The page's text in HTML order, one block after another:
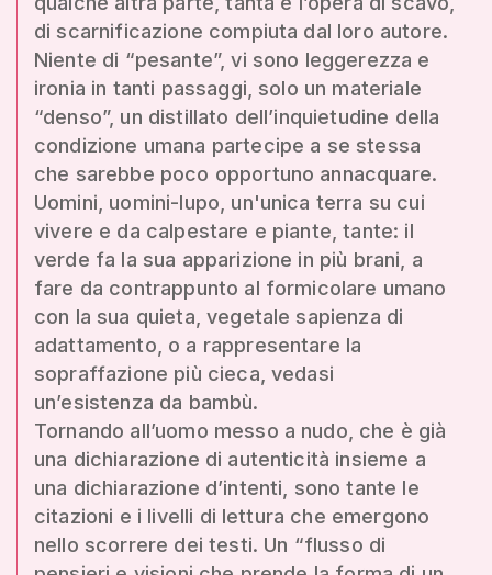
di scarnificazione compiuta dal loro autore.
Niente di “pesante”, vi sono leggerezza e
ironia in tanti passaggi, solo un materiale
“denso”, un distillato dell’inquietudine della
condizione umana partecipe a se stessa
che sarebbe poco opportuno annacquare.
Uomini, uomini-lupo, un'unica terra su cui
vivere e da calpestare e piante, tante: il
verde fa la sua apparizione in più brani, a
fare da contrappunto al formicolare umano
con la sua quieta, vegetale sapienza di
adattamento, o a rappresentare la
sopraffazione più cieca, vedasi
un’esistenza da bambù.
Tornando all’uomo messo a nudo, che è già
una dichiarazione di autenticità insieme a
una dichiarazione d’intenti, sono tante le
citazioni e i livelli di lettura che emergono
nello scorrere dei testi. Un “flusso di